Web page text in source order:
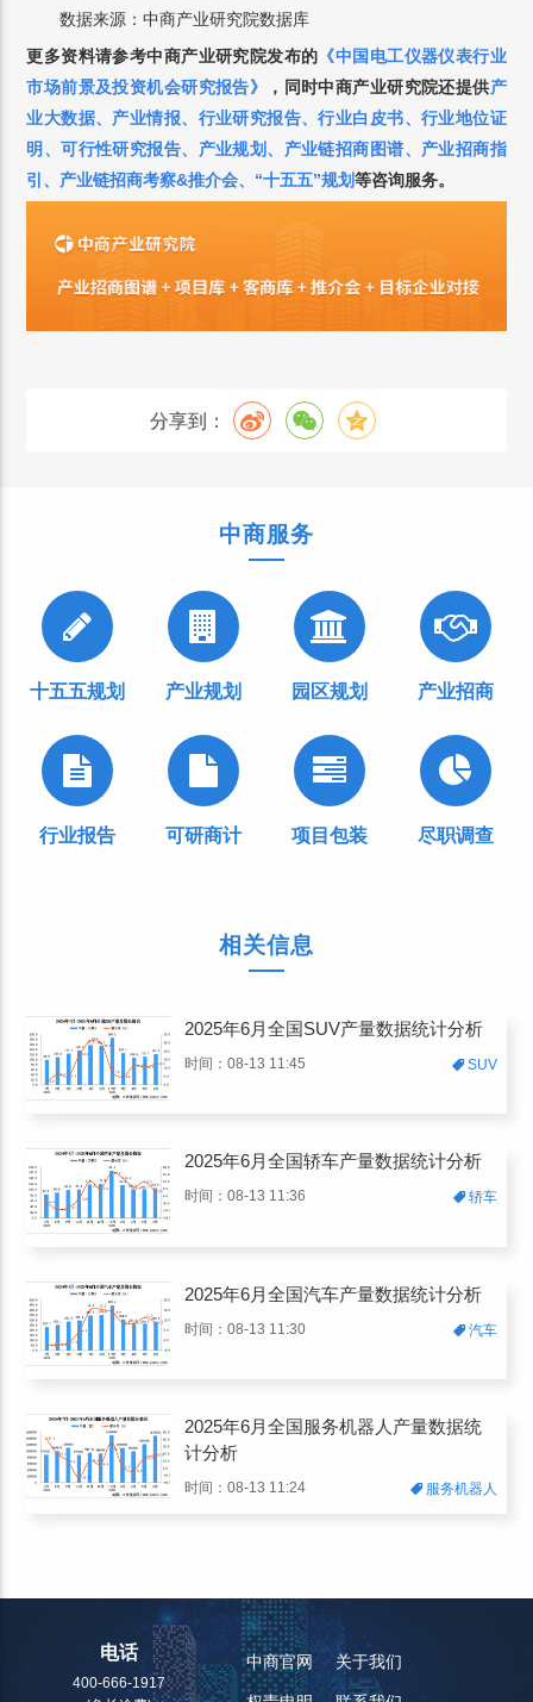
数据来源：中商产业研究院数据库
更多资料请参考中商产业研究院发布的 《中国电工仪器仪表行业
市场前景及投资机会研究报告》
，同时中商产业研究院还提供产
业大数据、产业情报、行业研究报告、行业白皮书、行业地位证
明、可行性研究报告、产业规划、产业链招商图谱、产业招商指
引、产业链招商考察&推介会、“十五五”规划等咨询服务。
分享到：
中商服务
十五五规划 产业规划 园区规划 产业招商
行业报告 可研商计 项目包装 尽职调查
相关信息
2025年6月全国SUV产量数据统计分析
时间：08-13 11:45 SUV
2025年6月全国轿车产量数据统计分析
时间：08-13 11:36 轿车
2025年6月全国汽车产量数据统计分析
时间：08-13 11:30 汽车
2025年6月全国服务机器人产量数据统
计分析
时间：08-13 11:24 服务机器人
电话
400-666-1917
中商官网 关于我们